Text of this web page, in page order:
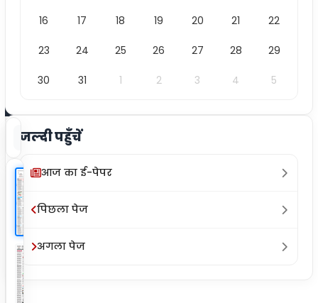
क्लिप
16 17 18 19 20 21 22
23 24 25 26 27 28 29
30 31 1 2 3 4 5
जल्दी पहुँचें
आज का ई-पेपर
पिछला पेज
अगला पेज